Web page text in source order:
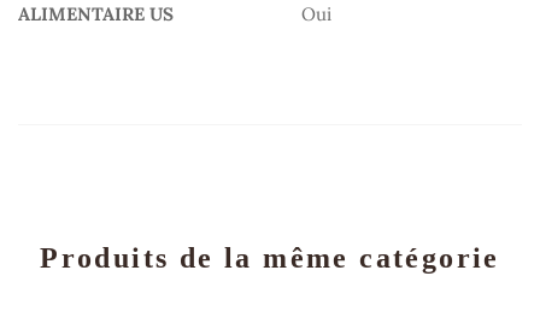
ALIMENTAIRE US Oui
Produits de la même catégorie